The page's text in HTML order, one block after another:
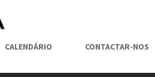
CALENDÁRIO CONTACTAR-NOS